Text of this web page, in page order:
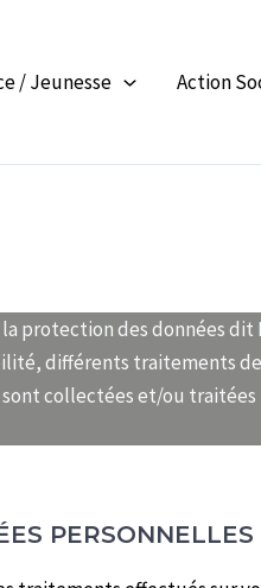
/ Jeunesse Action
des données dit
différents traitements
collectées et/ou
PERSONNELLES